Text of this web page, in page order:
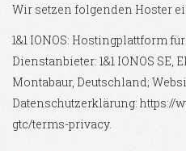
Wir setzen folgenden Hoster
1&1 IONOS: Hostingplattform
Dienstanbieter: 1&1 IONOS SE,
Montabaur, Deutschland;
Datenschutzerklärung: https://
gtc/terms-privacy.